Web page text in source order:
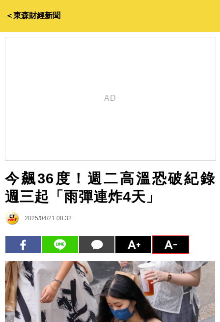
＜東森財經新聞
今飆36度！週二高溫恐破紀錄
週三起「雨彈連炸4天」
2025/04/21 08:32